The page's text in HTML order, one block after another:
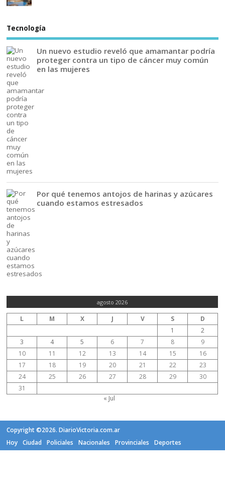
Tecnología
Un nuevo estudio reveló que amamantar podría
proteger contra un tipo de cáncer muy común
en las mujeres
Por qué tenemos antojos de harinas y azúcares
cuando estamos estresados
agosto 2026
L M X J V S
D
1
2
3
4 5 6 7 8
9
10
11 12 13 14 15
16
17
18 19 20 21 22
23
24
25 26 27 28 29
30
31
« Jul
Copyright ©2026. DiarioVictoria.com.ar
Hoy
Ciudad Policiales Nacionales Provinciales Deportes